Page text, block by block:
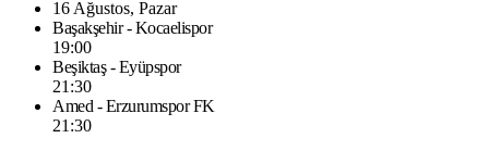
16 Ağustos, Pazar
Başakşehir - Kocaelispor
19:00
Beşiktaş - Eyüpspor
21:30
Amed - Erzurumspor FK
21:30